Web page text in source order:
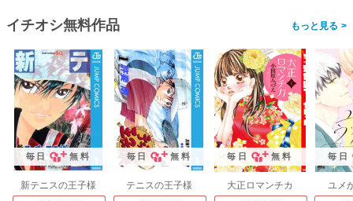
イチオシ無料作品 >
毎日 無料
新テニスの王子様
毎日 無料
テニスの王子様
毎日 無料
大正ロマンチカ
毎日
ユメ